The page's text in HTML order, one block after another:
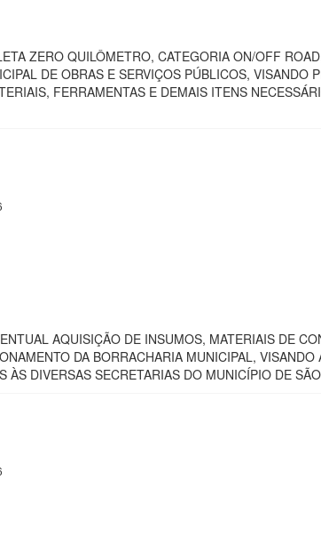
ZERO QUILÔMETRO, CATEGORIA ON/OFF
DE OBRAS E SERVIÇOS PÚBLICOS, VISANDO
FERRAMENTAS E DEMAIS ITENS
AQUISIÇÃO DE INSUMOS, MATERIAIS DE
DA BORRACHARIA MUNICIPAL, VISANDO
DIVERSAS SECRETARIAS DO MUNICÍPIO DE